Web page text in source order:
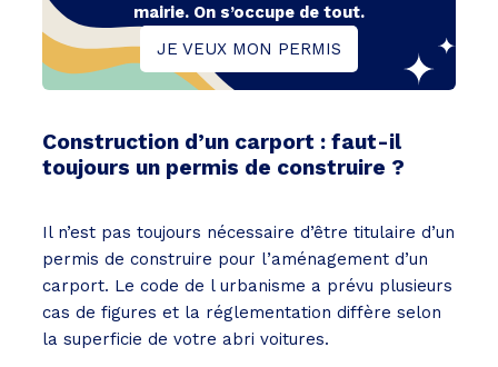
mairie. On s’occupe de tout.
JE VEUX MON PERMIS
Construction d’un carport : faut-il
toujours un permis de construire ?
Il n’est pas toujours nécessaire d’être titulaire d’un
permis de construire pour l’aménagement d’un
carport. Le code de l urbanisme a prévu plusieurs
cas de figures et la réglementation diffère selon
la superficie de votre abri voitures.